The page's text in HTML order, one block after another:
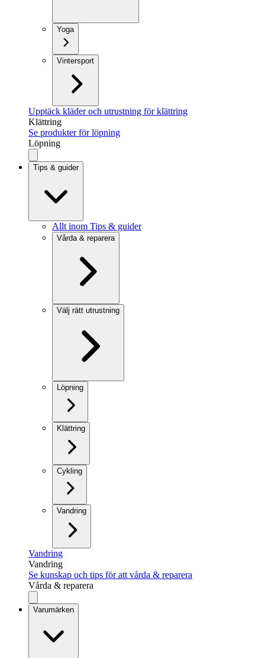
Yoga
Vintersport
Upptäck kläder och utrustning för klättring
Klättring
Se produkter för löpning
Löpning
Tips & guider
Allt inom Tips & guider
Vårda & reparera
Välj rätt utrustning
Löpning
Klättring
Cykling
Vandring
Vandring
Vandring
Se kunskap och tips för att vårda & reparera
Vårda & reparera
Varumärken